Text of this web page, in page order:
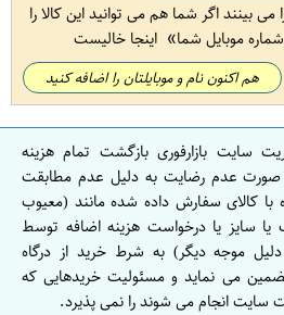
می بینند اگر شما هم می توانید این کالا را
موبایل شما اینجا خالیست
هم اکنون نام و موبایلتان را اضافه کنید
سایت بازارفوری بازگشت تمام هزینه
صورت عدم رضایت به دلیل عدم مطابقت
با کالای سفارش داده شده مانند (معیوب
سایز یا درخواست هزینه اضافه توسط
موجه دیگر) به شرط خرید از درگاه
می نماید و مسئولیت خریدهایی که
سایت انجام می شوند را نمی پذیرد.